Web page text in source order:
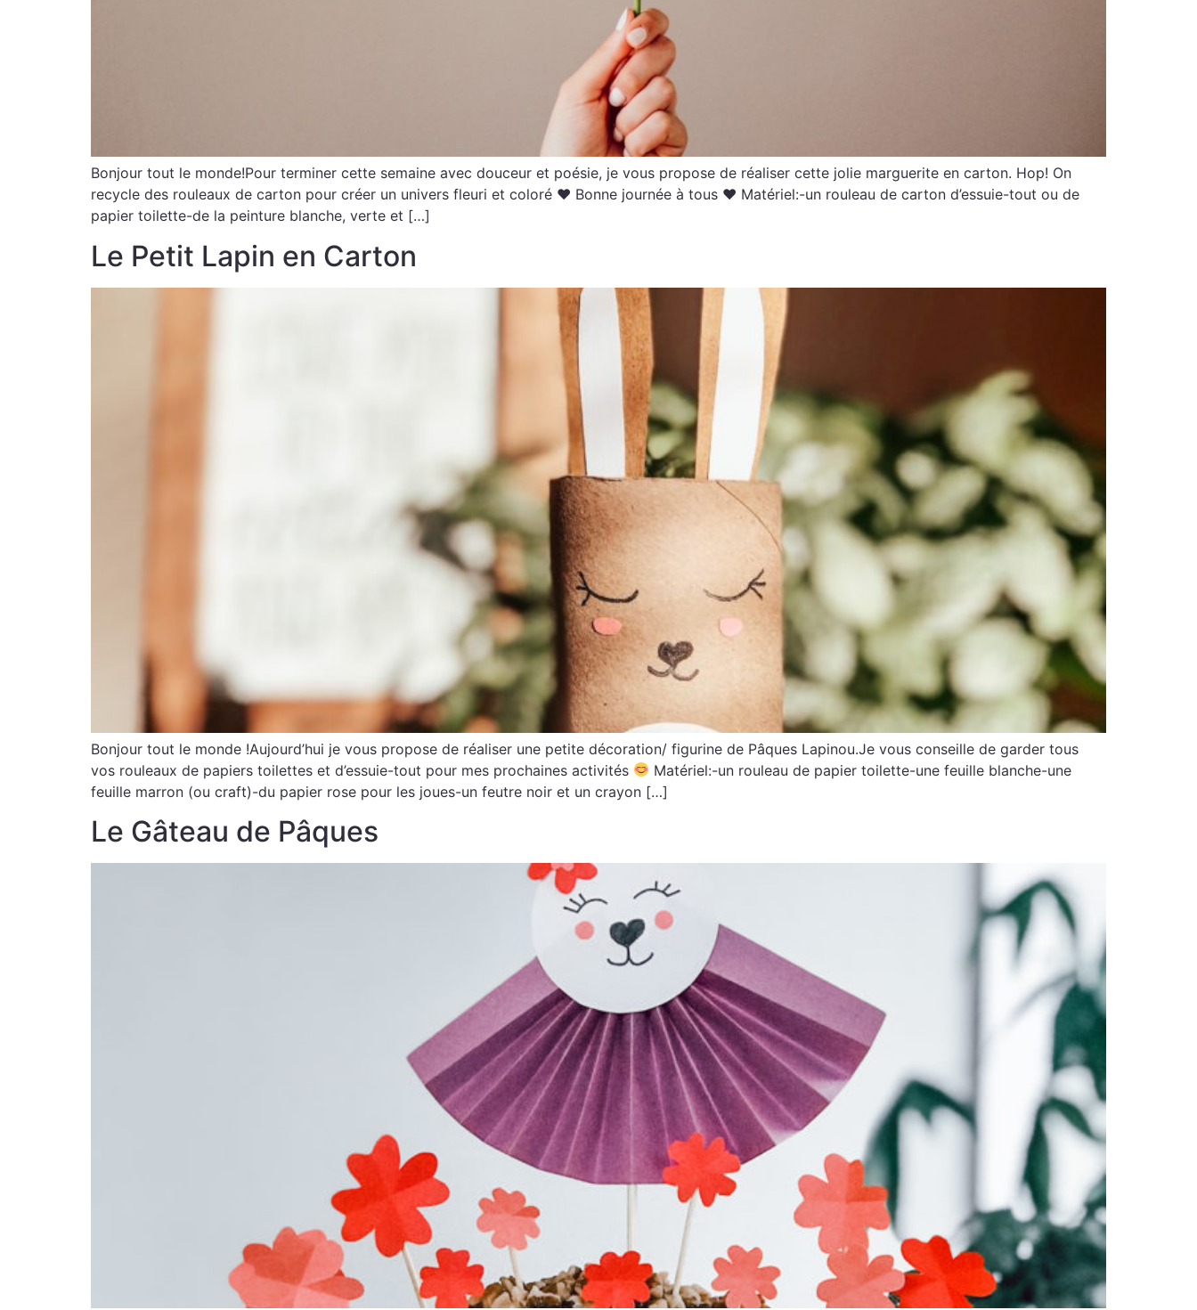
Bonjour tout le monde!Pour terminer cette semaine avec douceur et poésie, je vous propose de réaliser cette jolie marguerite en carton. Hop! On
recycle des rouleaux de carton pour créer un univers fleuri et coloré ♥ Bonne journée à tous ♥ Matériel:-un rouleau de carton d’essuie-tout ou de
papier toilette-de la peinture blanche, verte et […]
Le Petit Lapin en Carton
Bonjour tout le monde !Aujourd’hui je vous propose de réaliser une petite décoration/ figurine de Pâques Lapinou.Je vous conseille de garder tous
vos rouleaux de papiers toilettes et d’essuie-tout pour mes prochaines activités
Matériel:-un rouleau de papier toilette-une feuille blanche-une
feuille marron (ou craft)-du papier rose pour les joues-un feutre noir et un crayon […]
Le Gâteau de Pâques